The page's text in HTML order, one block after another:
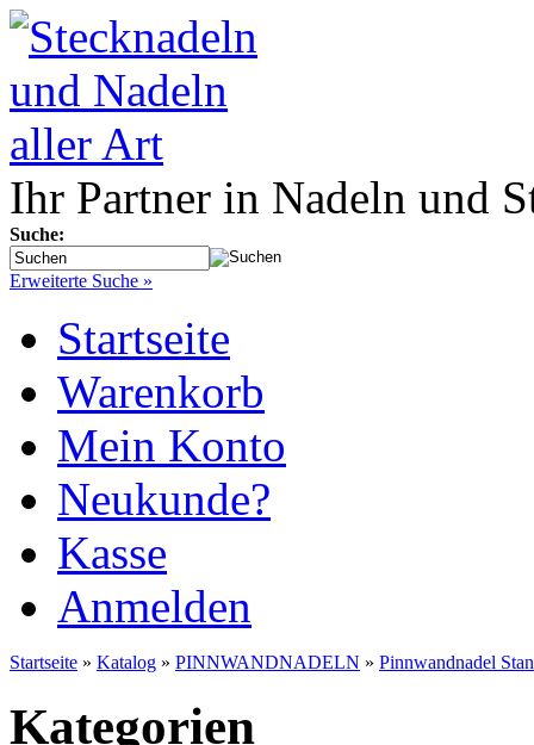
Ihr Partner in Nadeln und
Suche:
Erweiterte Suche »
Startseite
Warenkorb
Mein Konto
Neukunde?
Kasse
Anmelden
Startseite » Katalog » PINNWANDNADELN » Pinnwandnadel
Kategorien